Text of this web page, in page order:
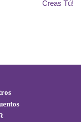
Creas Tú!